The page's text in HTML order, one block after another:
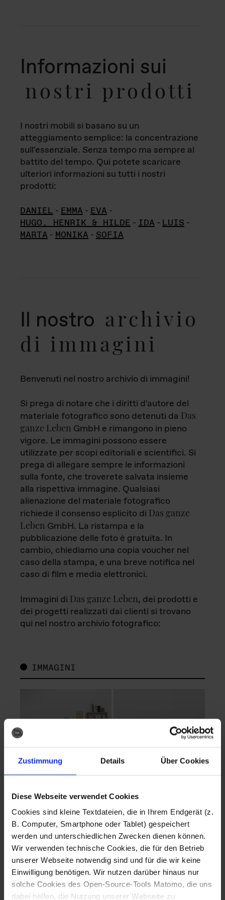
Zustimmung Details Über Cookies
Diese Webseite verwendet Cookies
Cookies sind kleine Textdateien, die in Ihrem Endgerät (z.
B. Computer, Smartphone oder Tablet) gespeichert
werden und unterschiedlichen Zwecken dienen können.
Wir verwenden technische Cookies, die für den Betrieb
unserer Webseite notwendig sind und für die wir keine
Einwilligung benötigen. Wir nutzen darüber hinaus nur
solche Cookies des Open-Source-Tools Matomo, die uns
dabei helfen, die Nutzung unserer Webseite zu
Informazioni sui
nostri prodotti
I nostri mobili si basano su un
atteggiamento semplice: la concentrazione
sull'essenziale. Senza tempo ma sempre al
battito del tempo. Qui potete scaricare
ulteriori informazioni su tutti i nostri
prodotti:
DANIEL - EMMA - EVA -
HUGO, HENRIK & HILDE - IDA - LUIS -
MARTA - MONIKA - SOFIA
Il nostro archivio
di immagini
Benvenuti nel nostro archivio di immagini!
Si prega di notare che i diritti d'autore del
materiale fotografico sono detenuti da Das
ganze Leben GmbH e rimangono in pieno
vigore. Le immagini possono essere
utilizzate per scopi editoriali e scientifici. Si
prega di allegare sempre le informazioni
sulla fonte, che troverete salvata insieme
alla rispettiva immagine. Qualsiasi
alienazione del materiale fotografico
richiede il consenso esplicito di Das ganze
Leben GmbH. La ristampa e la
pubblicazione delle foto è gratuita. In
cambio, chiediamo una copia voucher nel
caso della stampa, e una breve notifica nel
caso di film e media elettronici.
Immagini di Das ganze Leben, dei prodotti e
dei progetti realizzati dai clienti si trovano
qui nel nostro archivio fotografico:
IMMAGINI
Fotografo: Lorenz
Sternbach
Download
Fotografo: Lorenz
Sternbach
Download